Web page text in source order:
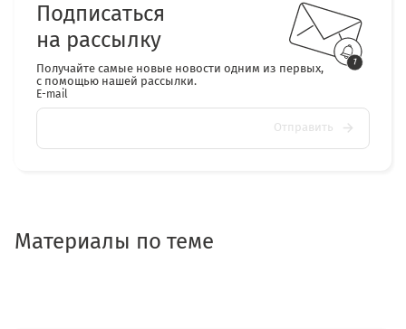
Подписаться
на рассылку
Получайте самые новые новости одним из первых,
с помощью нашей рассылки.
E-mail
Отправить
Материалы по теме